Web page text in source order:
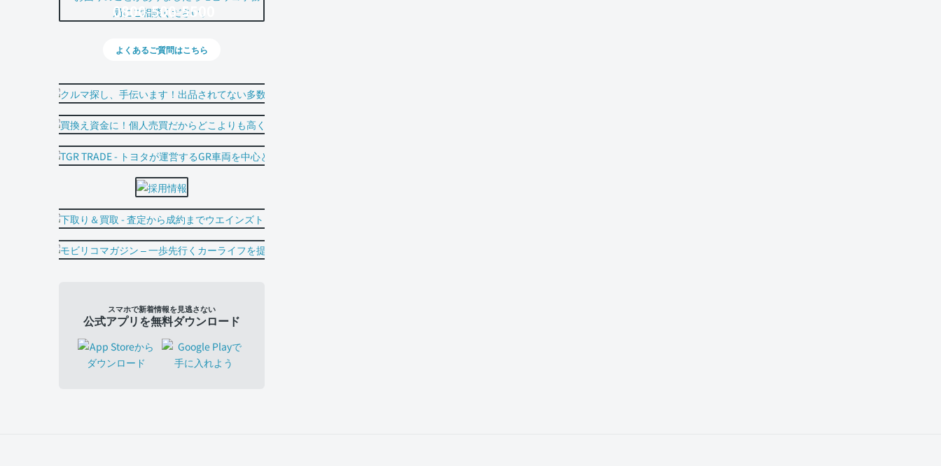
0800-500-5500
よくあるご質問はこちら
スマホで新着情報を見逃さない
公式アプリを無料ダウンロード